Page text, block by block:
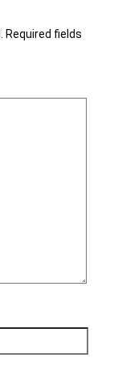
Required fields